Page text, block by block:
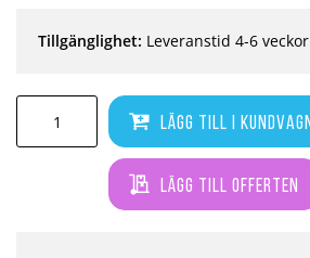
Lägg till i
Lägg till offerten
Tillgänglighet: Leveranstid 4-6 veckor